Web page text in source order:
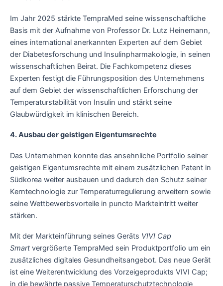
Im Jahr 2025 stärkte TempraMed seine wissenschaftliche
Basis mit der Aufnahme von Professor Dr. Lutz Heinemann,
eines international anerkannten Experten auf dem Gebiet
der Diabetesforschung und Insulinpharmakologie, in seinen
wissenschaftlichen Beirat. Die Fachkompetenz dieses
Experten festigt die Führungsposition des Unternehmens
auf dem Gebiet der wissenschaftlichen Erforschung der
Temperaturstabilität von Insulin und stärkt seine
Glaubwürdigkeit im klinischen Bereich.
4. Ausbau der geistigen Eigentumsrechte
Das Unternehmen konnte das ansehnliche Portfolio seiner
geistigen Eigentumsrechte mit einem zusätzlichen Patent in
Südkorea weiter ausbauen und dadurch den Schutz seiner
Kerntechnologie zur Temperaturregulierung erweitern sowie
seine Wettbewerbsvorteile in puncto Markteintritt weiter
stärken.
Mit der Markteinführung seines Geräts VIVI Cap
Smartvergrößerte TempraMed sein Produktportfolio um ein
zusätzliches digitales Gesundheitsangebot. Das neue Gerät
ist eine Weiterentwicklung des Vorzeigeprodukts VIVI Cap;
in die bewährte passive Temperaturschutztechnologie